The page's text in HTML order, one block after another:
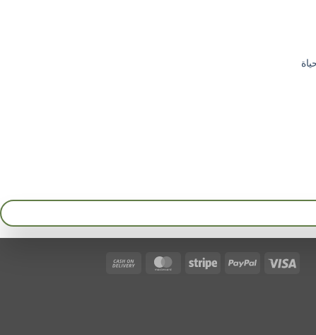
Visa
PayPal
Stripe
MasterCard